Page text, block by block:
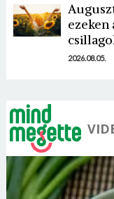
ezeken
2026.08.05.